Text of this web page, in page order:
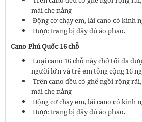
mái che nắng
Động cơ chạy em, lái cano có kinh
Được trang bị đầy đủ áo phao.
Cano Phú Quốc 16 chỗ
Loại cano 16 chỗ này chở tối đa
người lớn và trẻ em tổng cộng 16
Trên cano đều có ghế ngồi rộng
mái che nắng
Động cơ chạy em, lái cano có kinh
Được trang bị đầy đủ áo phao.